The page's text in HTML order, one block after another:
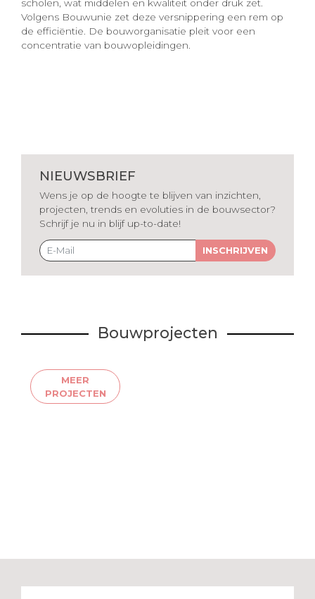
scholen, wat middelen en kwaliteit onder druk zet.
Volgens Bouwunie zet deze versnippering een rem op
de efficiëntie. De bouworganisatie pleit voor een
concentratie van bouwopleidingen.
NIEUWSBRIEF
Wens je op de hoogte te blijven van inzichten,
projecten, trends en evoluties in de bouwsector?
Schrijf je nu in blijf up-to-date!
INSCHRIJVEN
Bouwprojecten
MEER
PROJECTEN